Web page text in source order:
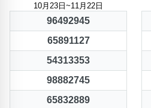
10月23日~11月22日
96492945
65891127
54313353
98882745
65832889